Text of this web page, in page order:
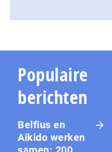
Populaire
berichten
Belfius en
Aikido werken